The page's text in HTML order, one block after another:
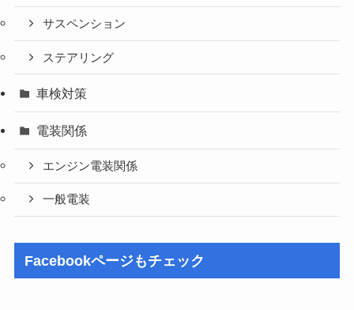
サスペンション
ステアリング
車検対策
電装関係
エンジン電装関係
一般電装
Facebookページもチェック